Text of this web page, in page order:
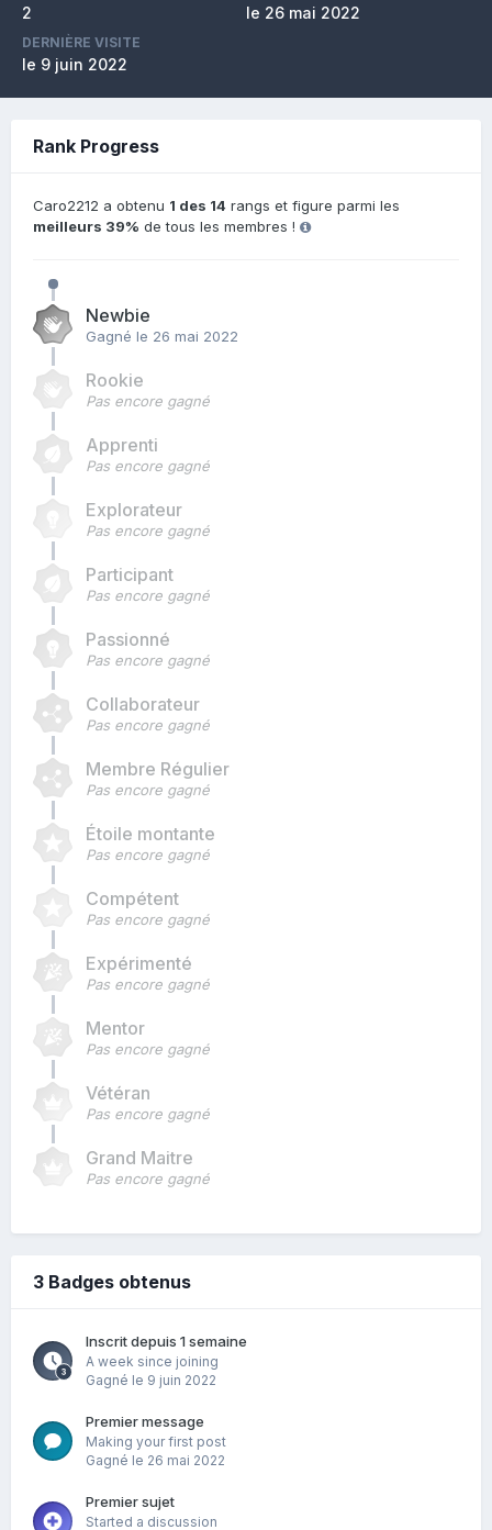
2 le 26 mai 2022
DERNIÈRE VISITE
le 9 juin 2022
Rank Progress
Caro2212 a obtenu 1 des 14 rangs et figure parmi les
meilleurs 39% de tous les membres !
Newbie
Gagné le 26 mai 2022
Rookie
Pas encore gagné
Apprenti
Pas encore gagné
Explorateur
Pas encore gagné
Participant
Pas encore gagné
Passionné
Pas encore gagné
Collaborateur
Pas encore gagné
Membre Régulier
Pas encore gagné
Étoile montante
Pas encore gagné
Compétent
Pas encore gagné
Expérimenté
Pas encore gagné
Mentor
Pas encore gagné
Vétéran
Pas encore gagné
Grand Maitre
Pas encore gagné
3 Badges obtenus
Inscrit depuis 1 semaine
A week since joining
Gagné le 9 juin 2022
Premier message
Making your first post
Gagné le 26 mai 2022
Premier sujet
Started a discussion